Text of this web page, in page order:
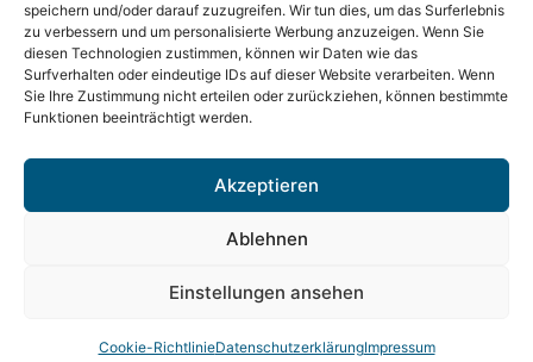
speichern und/oder darauf zuzugreifen. Wir tun dies, um das Surferlebnis
zu verbessern und um personalisierte Werbung anzuzeigen. Wenn Sie
diesen Technologien zustimmen, können wir Daten wie das
Surfverhalten oder eindeutige IDs auf dieser Website verarbeiten. Wenn
Sie Ihre Zustimmung nicht erteilen oder zurückziehen, können bestimmte
Funktionen beeinträchtigt werden.
Akzeptieren
Ablehnen
Einstellungen ansehen
Cookie-RichtlinieDatenschutzerklärungImpressum
FOLLOW US
© 2022 PHOTOMETRIK
Impressum